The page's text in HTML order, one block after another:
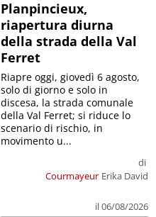
Planpincieux,
riapertura diurna
della strada della Val
Ferret
Courmayeur
di
Erika David
il 06/08/2026
Riapre oggi, giovedì 6 agosto,
solo di giorno e solo in
discesa, la strada comunale
della Val Ferret; si riduce lo
scenario di rischio, in
movimento u...